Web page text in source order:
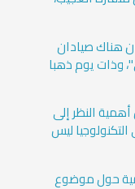
هناك صيادان
وذات يوم ذهبا
النظر إلى
ليس
حول موضوع